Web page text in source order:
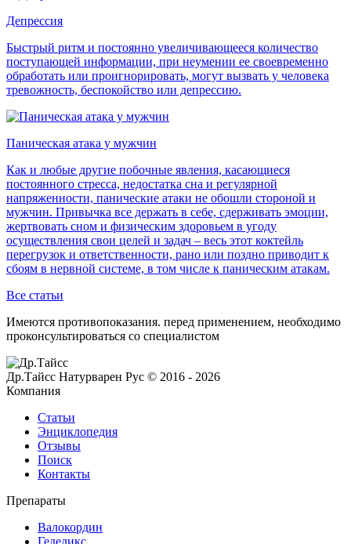
Депрессия
Быстрый ритм и постоянно увеличивающееся количество
поступающей информации, при неумении ее своевременно
обработать или проигнорировать, могут вызвать у человека
тревожность, беспокойство или депрессию.
Паническая атака у мужчин
Как и любые другие побочные явления, касающиеся
постоянного стресса, недостатка сна и регулярной
напряженности, панические атаки не обошли стороной и
мужчин. Привычка все держать в себе, сдерживать эмоции,
жертвовать сном и физическим здоровьем в угоду
осуществления свои целей и задач – весь этот коктейль
перегрузок и ответственности, рано или поздно приводит к
сбоям в нервной системе, в том числе к паническим атакам.
Все статьи
Имеются противопоказания. перед применением, необходимо
проконсультироваться со специалистом
Др.Тайсс Натурварен Рус © 2016 - 2026
Компания
Статьи
Энциклопедия
Отзывы
Поиск
Контакты
Препараты
Валокордин
Геделикс